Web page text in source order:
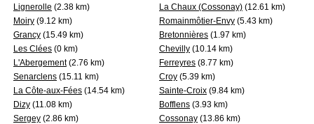
Lignerolle (2.38 km) La Chaux (Cossonay) (12.61 km)
Moiry (9.12 km) Romainmôtier-Envy (5.43 km)
Grancy (15.49 km) Bretonnières (1.97 km)
Les Clées (0 km) Chevilly (10.14 km)
L'Abergement(2.76 km) Ferreyres (8.77 km)
Senarclens (15.11 km) Croy (5.39 km)
La Côte-aux-Fées (14.54 km) Sainte-Croix (9.84 km)
Dizy (11.08 km) Bofflens (3.93 km)
Sergey (2.86 km) Cossonay (13.86 km)